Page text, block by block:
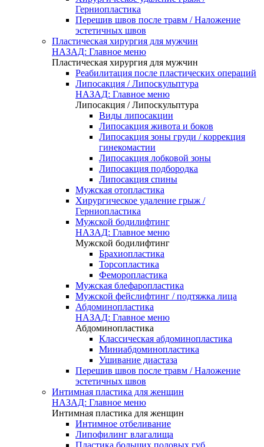
Герниопластика
Перешив швов после травм / Наложение
эстетичных швов
Пластическая хирургия для мужчин
НАЗАД: Главное меню
Пластическая хирургия для мужчин
Реабилитация после пластических операций
Липосакция / Липоскульптура
НАЗАД: Главное меню
Липосакция / Липоскульптура
Виды липосакции
Липосакция живота и боков
Липосакция зоны груди / коррекция
гинекомастии
Липосакция лобковой зоны
Липосакция подбородка
Липосакция спины
Мужская отопластика
Хирургическое удаление грыж /
Герниопластика
Мужской бодилифтинг
НАЗАД: Главное меню
Мужской бодилифтинг
Брахиопластика
Торсопластика
Феморопластика
Мужская блефаропластика
Мужской фейслифтинг / подтяжка лица
Абдоминопластика
НАЗАД: Главное меню
Абдоминопластика
Классическая абдоминопластика
Миниабдоминопластика
Ушивание диастаза
Перешив швов после травм / Наложение
эстетичных швов
Интимная пластика для женщин
НАЗАД: Главное меню
Интимная пластика для женщин
Интимное отбеливание
Липофилинг влагалища
Пластика больших половых губ